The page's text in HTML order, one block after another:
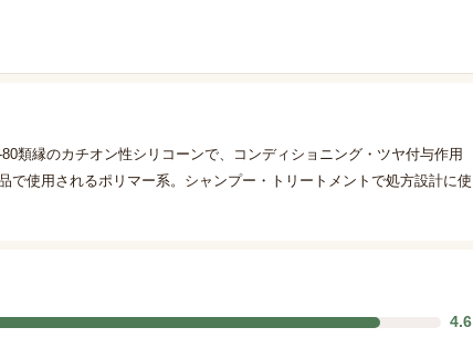
類縁のカチオン性シリコーンで、コンディショニング・ツヤ付与作用
使用されるポリマー系。シャンプー・トリートメントで処方設計に使
4.6